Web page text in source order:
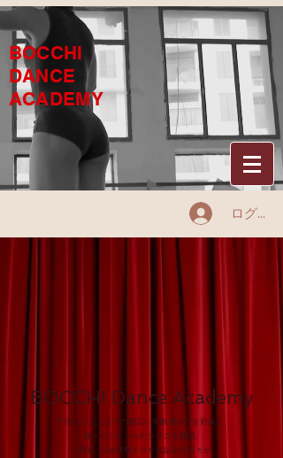
BOCCHI
DANCE
ACADEMY
ログイン
BOCCHI Dance Academy
子供から大人までの幅広い年齢層の方を対象に、
様々なジャンルのクラスを開講。
現在、入会者数１００名以上の方々が